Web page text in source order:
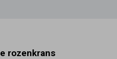
rozenkrans